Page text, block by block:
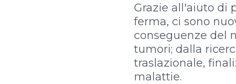
Grazie all'aiuto di
ferma, ci sono
conseguenze del
tumori; dalla
traslazionale,
malattie.